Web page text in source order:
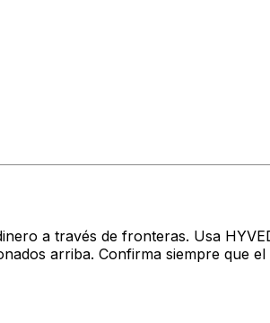
a través de fronteras. Usa
arriba. Confirma siempre que